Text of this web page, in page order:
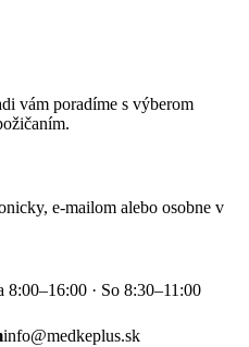
vám poradíme s výberom
e-mailom alebo osobne v
8:00–16:00 · So 8:30–11:00
info@medkeplus.sk